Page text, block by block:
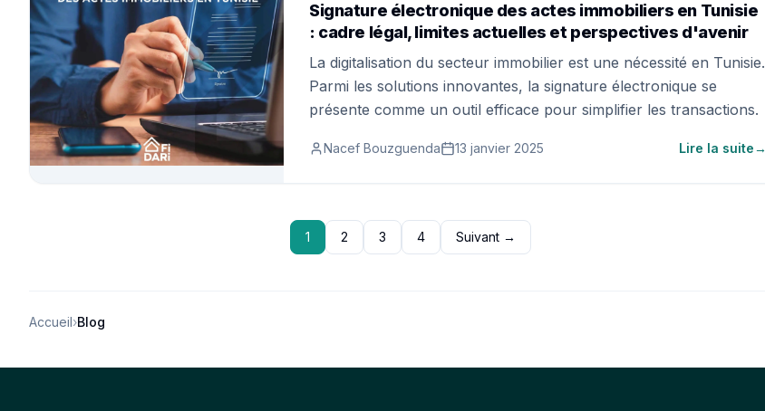
Signature électronique des actes immobiliers en Tunisie
: cadre légal, limites actuelles et perspectives d'avenir
La digitalisation du secteur immobilier est une nécessité en Tunisie.
Parmi les solutions innovantes, la signature électronique se
présente comme un outil efficace pour simplifier les transactions.
Nacef Bouzguenda 13 janvier 2025 Lire la suite→
1 2 3 4 Suivant →
Accueil›Blog